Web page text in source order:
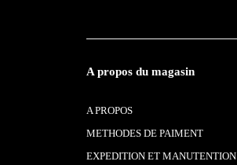
A propos du magasin
A PROPOS
METHODES DE PAIMENT
EXPEDITION ET MANUTENTION